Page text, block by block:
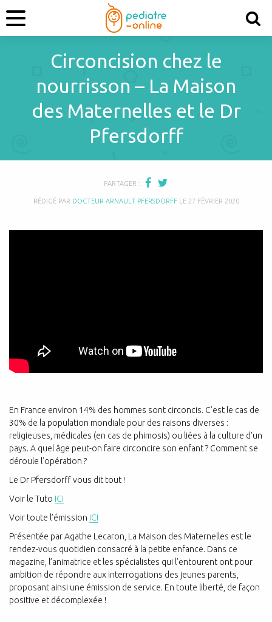
Circoncision chez le
nourrisson – La Maison
des Maternelles et le Dr
Pfersdorff
PARTAGER :
RÉDIGÉ PAR DOCTEUR ARNAULT PFERSDORFFLE 27 FÉVRIER 2020
En France environ 14% des hommes sont circoncis. C’est le cas de
30% de la population mondiale pour des raisons diverses :
religieuses, médicales (en cas de phimosis) ou liées à la culture d’un
pays. A quel âge peut-on faire circoncire son enfant ? Comment se
déroule l’opération ?
Le Dr Pfersdorff vous dit tout !
Voir le Tuto ICI
Voir toute l’émission ICI
Présentée par Agathe Lecaron, La Maison des Maternelles est le
rendez-vous quotidien consacré à la petite enfance. Dans ce
magazine, l’animatrice et les spécialistes qui l’entourent ont pour
ambition de répondre aux interrogations des jeunes parents,
proposant ainsi une émission de service. En toute liberté, de façon
positive et décomplexée !